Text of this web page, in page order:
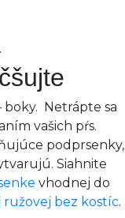
boky. Netrápte sa
vašich pŕs.
podprsenky,
Siahnite
vhodnej do
ružovej bez kostíc.